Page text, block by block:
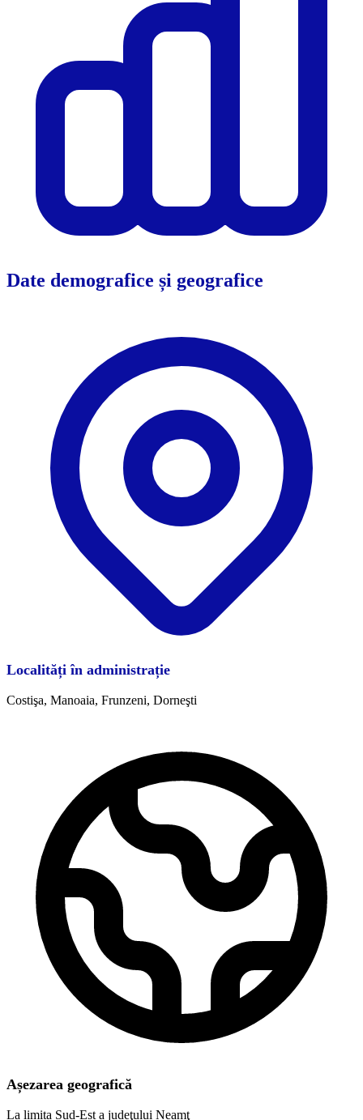
Date demografice și geografice
Localități în administrație
Costişa, Manoaia, Frunzeni, Dorneşti
Așezarea geografică
La limita Sud-Est a judeţului Neamţ